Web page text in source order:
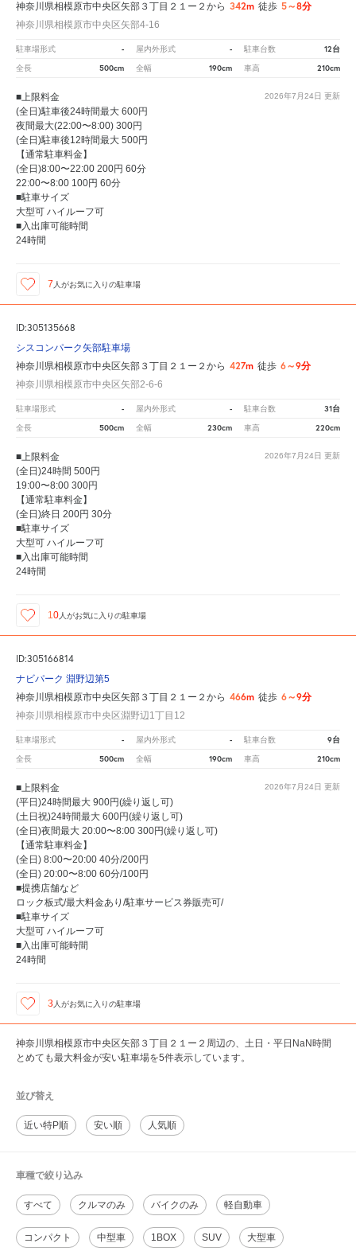
神奈川県相模原市中央区矢部３丁目２１ー２から 342m 徒歩 5～8分
神奈川県相模原市中央区矢部4-16
駐車場形式 - 屋内外形式 - 駐車台数 12台
全長 500cm 全幅 190cm 車高 210cm
2026年7月24日 更新
■上限料金
(全日)駐車後24時間最大 600円
夜間最大(22:00〜8:00) 300円
(全日)駐車後12時間最大 500円
【通常駐車料金】
(全日)8:00〜22:00 200円 60分
22:00〜8:00 100円 60分
■駐車サイズ
大型可 ハイルーフ可
■入出庫可能時間
24時間
7 人がお気に入りの駐車場
ID:305135668
シスコンパーク矢部駐車場
神奈川県相模原市中央区矢部３丁目２１ー２から 427m 徒歩 6～9分
神奈川県相模原市中央区矢部2-6-6
駐車場形式 - 屋内外形式 - 駐車台数 31台
全長 500cm 全幅 230cm 車高 220cm
2026年7月24日 更新
■上限料金
(全日)24時間 500円
19:00〜8:00 300円
【通常駐車料金】
(全日)終日 200円 30分
■駐車サイズ
大型可 ハイルーフ可
■入出庫可能時間
24時間
10 人がお気に入りの駐車場
ID:305166814
ナビパーク 淵野辺第5
神奈川県相模原市中央区矢部３丁目２１ー２から 466m 徒歩 6～9分
神奈川県相模原市中央区淵野辺1丁目12
駐車場形式 - 屋内外形式 - 駐車台数 9台
全長 500cm 全幅 190cm 車高 210cm
2026年7月24日 更新
■上限料金
(平日)24時間最大 900円(繰り返し可)
(土日祝)24時間最大 600円(繰り返し可)
(全日)夜間最大 20:00〜8:00 300円(繰り返し可)
【通常駐車料金】
(全日) 8:00〜20:00 40分/200円
(全日) 20:00〜8:00 60分/100円
■提携店舗など
ロック板式/最大料金あり/駐車サービス券販売可/
■駐車サイズ
大型可 ハイルーフ可
■入出庫可能時間
24時間
3 人がお気に入りの駐車場
神奈川県相模原市中央区矢部３丁目２１ー２周辺の、土日・平日NaN時間
とめても最大料金が安い駐車場を5件表示しています。
並び替え
近い特P順 安い順 人気順
車種で絞り込み
すべて クルマのみ バイクのみ 軽自動車
コンパクト 中型車 1BOX SUV 大型車